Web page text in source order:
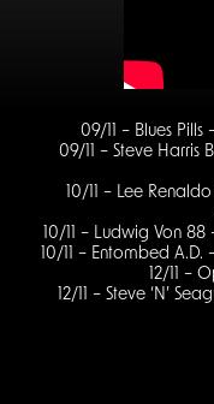
09/11 – Blues
09/11 – Steve Harris
10/11 – Lee
10/11 – Ludwig Von
10/11 – Entombed
12/11 –
12/11 – Steve ‘N’